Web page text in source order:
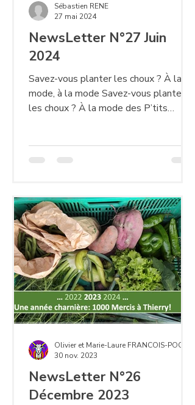
NewsLetter N°27 Juin
2024
Savez-vous planter les choux ? À la
mode, à la mode Savez-vous planter
les choux ? À la mode des P’tits
Sébastien RENE
27 mai 2024
NewsLetter N°26
Décembre 2023
30 nov. 2023